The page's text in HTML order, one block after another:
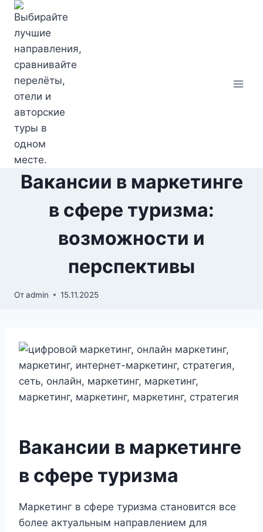
Перейти
содержимому
Вакансии в маркетинге
в сфере туризма:
возможности и
перспективы
Отadmin 15.11.2025
Вакансии в маркетинге
в сфере туризма
Маркетинг в сфере туризма становится все
более актуальным направлением для